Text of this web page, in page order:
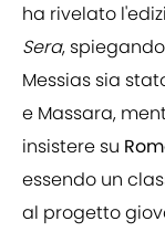
ha rivelato
Sera,
Messias sia
e Massara,
insistere su
essendo un
al progetto